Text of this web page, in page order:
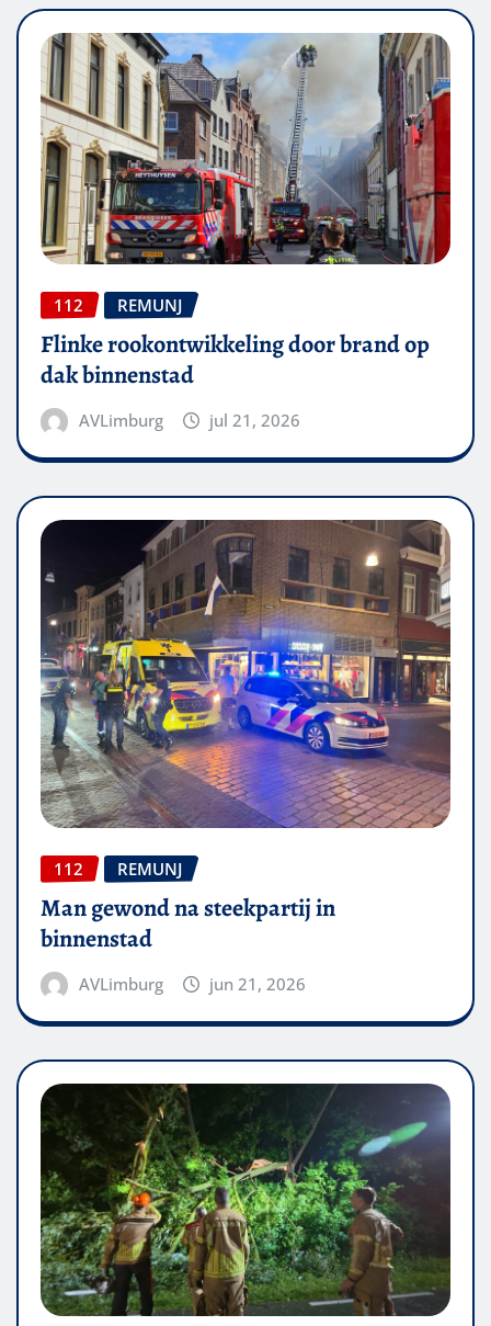
112 REMUNJ
Flinke rookontwikkeling door brand op
dak binnenstad
AVLimburg jul 21, 2026
112 REMUNJ
Man gewond na steekpartij in
binnenstad
AVLimburg jun 21, 2026